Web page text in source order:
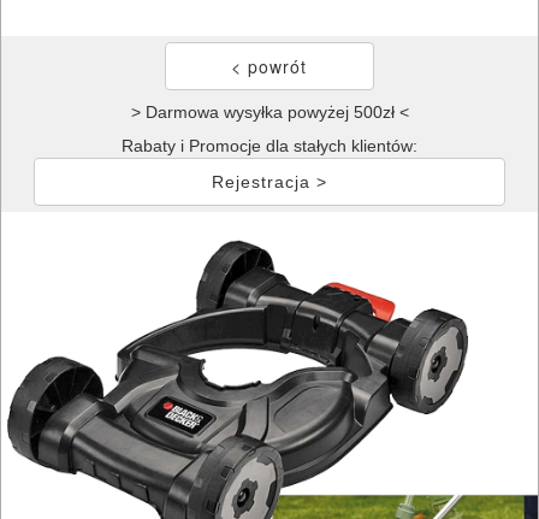
> Darmowa wysyłka powyżej 500zł <
Rabaty i Promocje dla stałych klientów:
Rejestracja >